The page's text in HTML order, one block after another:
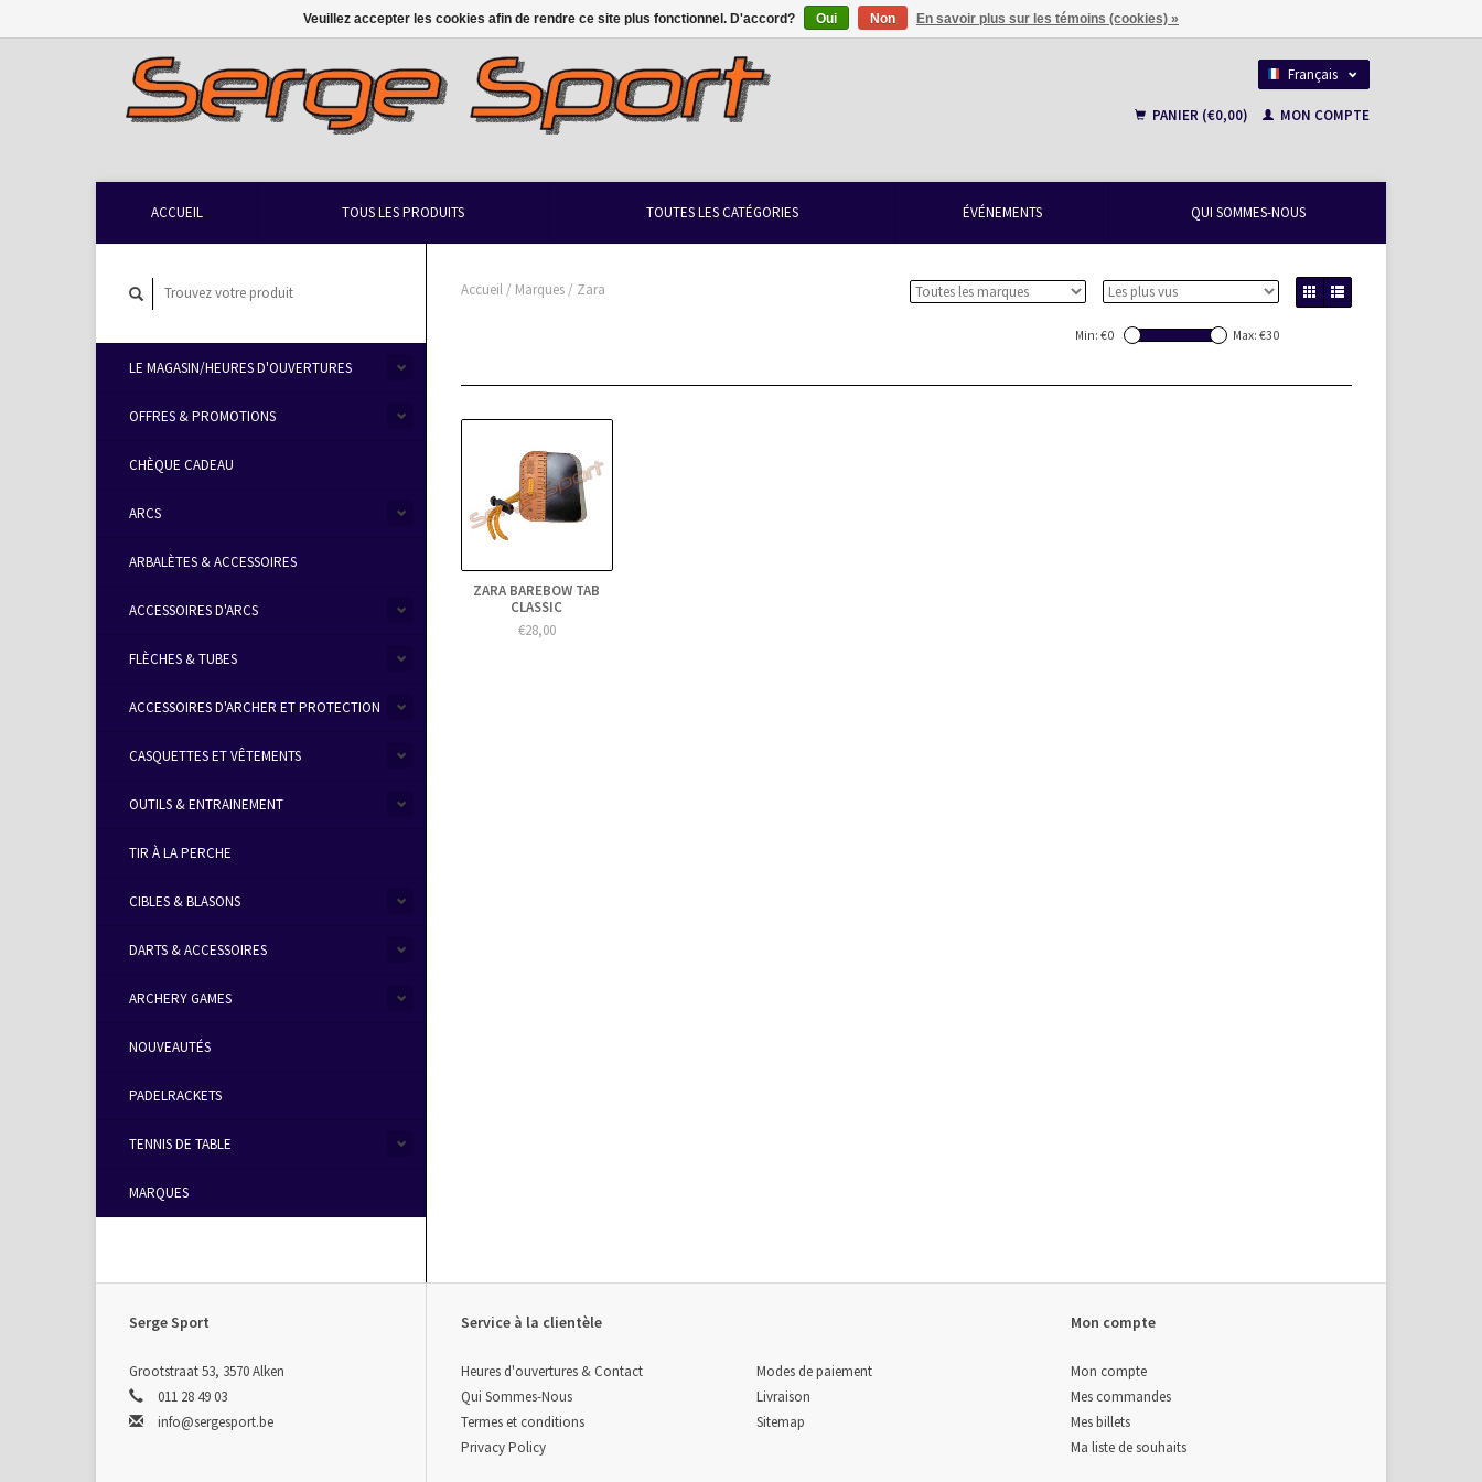
Français
PANIER (€0,00)
MON COMPTE
ACCUEIL TOUS LES PRODUITS TOUTES LES CATÉGORIES ÉVÉNEMENTS QUI SOMMES-NOUS
LE MAGASIN/HEURES D'OUVERTURES
OFFRES & PROMOTIONS
CHÈQUE CADEAU
ARCS
ARBALÈTES & ACCESSOIRES
ACCESSOIRES D'ARCS
FLÈCHES & TUBES
ACCESSOIRES D'ARCHER ET PROTECTION
CASQUETTES ET VÊTEMENTS
OUTILS & ENTRAINEMENT
TIR À LA PERCHE
CIBLES & BLASONS
DARTS & ACCESSOIRES
ARCHERY GAMES
NOUVEAUTÉS
PADELRACKETS
TENNIS DE TABLE
MARQUES
Accueil / Marques / Zara
Min: €0 Max: €30
ZARA BAREBOW TAB
CLASSIC
€28,00
Serge Sport
Grootstraat 53, 3570 Alken
011 28 49 03
info@sergesport.be
Service à la clientèle
Heures d'ouvertures & Contact
Qui Sommes-Nous
Termes et conditions
Privacy Policy
Modes de paiement
Livraison
Sitemap
Mon compte
Mon compte
Mes commandes
Mes billets
Ma liste de souhaits
Veuillez accepter les cookies afin de rendre ce site plus fonctionnel. D'accord? Oui Non En savoir plus sur les témoins (cookies) »